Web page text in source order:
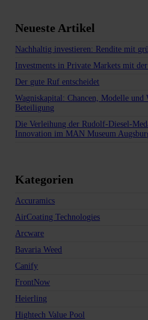
Neueste Artikel
Nachhaltig investieren: Rendite mit
Investments in Private Markets mit
Der gute Ruf entscheidet
Wagniskapital: Chancen, Modelle und
Beteiligung
Die Verleihung der Rudolf-Diesel-
Innovation im MAN Museum
Kategorien
Accuramics
AirCoating Technologies
Arcware
Bavaria Weed
Canify
FrontNow
Heierling
Hightech Value Pool